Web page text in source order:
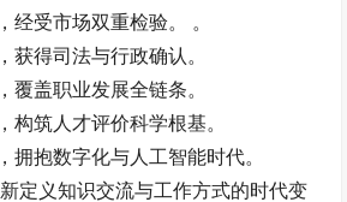
经受市场双重检验。
。
获得司法与行政确认。
覆盖职业发展全链条。
构筑人才评价科学根基。
拥抱数字化与人工智能时代。
定义知识交流与工作方式的时代变